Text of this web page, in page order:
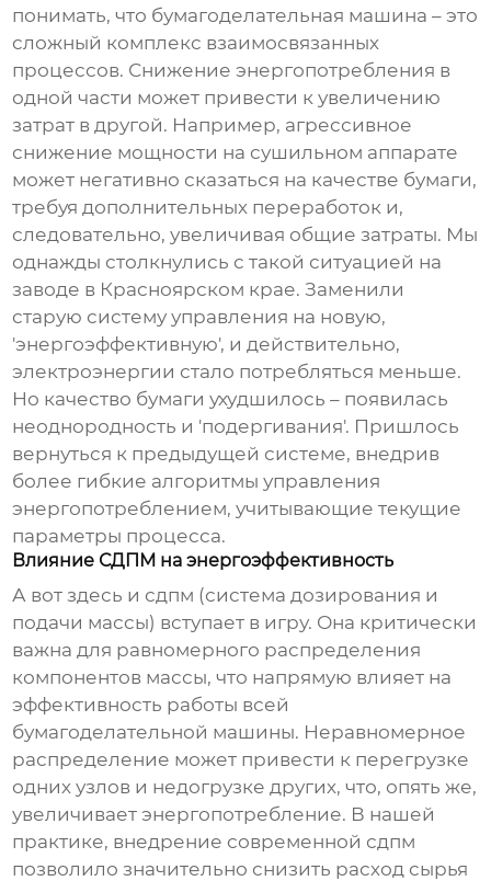
понимать, что бумагоделательная машина – это
сложный комплекс взаимосвязанных
процессов. Снижение энергопотребления в
одной части может привести к увеличению
затрат в другой. Например, агрессивное
снижение мощности на сушильном аппарате
может негативно сказаться на качестве бумаги,
требуя дополнительных переработок и,
следовательно, увеличивая общие затраты. Мы
однажды столкнулись с такой ситуацией на
заводе в Красноярском крае. Заменили
старую систему управления на новую,
'энергоэффективную', и действительно,
электроэнергии стало потребляться меньше.
Но качество бумаги ухудшилось – появилась
неоднородность и 'подергивания'. Пришлось
вернуться к предыдущей системе, внедрив
более гибкие алгоритмы управления
энергопотреблением, учитывающие текущие
параметры процесса.
Влияние СДПМ на энергоэффективность
А вот здесь и сдпм (система дозирования и
подачи массы) вступает в игру. Она критически
важна для равномерного распределения
компонентов массы, что напрямую влияет на
эффективность работы всей
бумагоделательной машины. Неравномерное
распределение может привести к перегрузке
одних узлов и недогрузке других, что, опять же,
увеличивает энергопотребление. В нашей
практике, внедрение современной сдпм
позволило значительно снизить расход сырья